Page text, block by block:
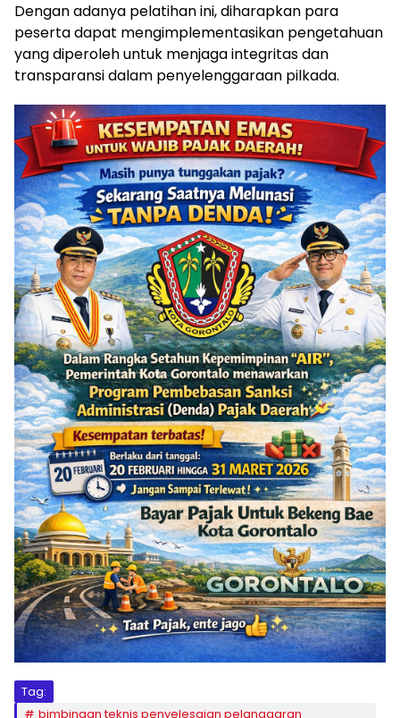
Dengan adanya pelatihan ini, diharapkan para
peserta dapat mengimplementasikan pengetahuan
yang diperoleh untuk menjaga integritas dan
transparansi dalam penyelenggaraan pilkada.
Tag:
bimbingan teknis penyelesaian pelanggaran